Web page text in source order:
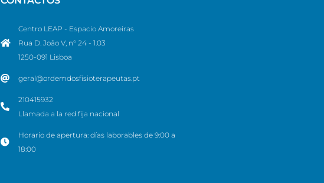
Centro LEAP - Espacio Amoreiras
Rua D. João V, n° 24 - 1.03
1250-091 Lisboa
geral@ordemdosfisioterapeutas.pt
210415932
Llamada a la red fija nacional
Horario de apertura: días laborables de 9:00 a
18:00